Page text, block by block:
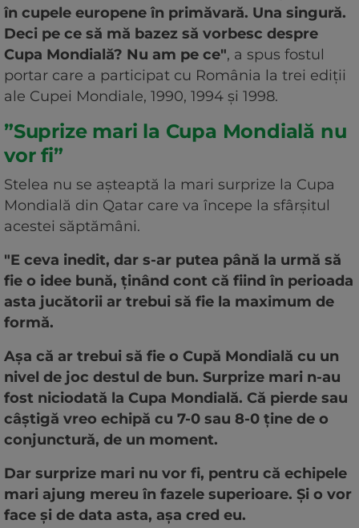
în cupele europene în primăvară. Una singură.
Deci pe ce să mă bazez să vorbesc despre
Cupa Mondială? Nu am pe ce", a spus fostul
portar care a participat cu România la trei ediţii
ale Cupei Mondiale, 1990, 1994 şi 1998.
”Suprize mari la Cupa Mondială nu
vor fi”
Stelea nu se aşteaptă la mari surprize la Cupa
Mondială din Qatar care va începe la sfârşitul
acestei săptămâni.
"E ceva inedit, dar s-ar putea până la urmă să
fie o idee bună, ţinând cont că fiind în perioada
asta jucătorii ar trebui să fie la maximum de
formă.
Aşa că ar trebui să fie o Cupă Mondială cu un
nivel de joc destul de bun. Surprize mari n-au
fost niciodată la Cupa Mondială. Că pierde sau
câştigă vreo echipă cu 7-0 sau 8-0 ţine de o
conjunctură, de un moment.
Dar surprize mari nu vor fi, pentru că echipele
mari ajung mereu în fazele superioare. Şi o vor
face şi de data asta, aşa cred eu.